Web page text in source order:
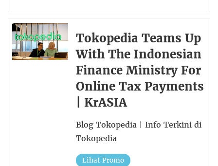
Tokopedia Teams Up
With The Indonesian
Finance Ministry For
Online Tax Payments
| KrASIA
Blog Tokopedia | Info Terkini di
Tokopedia
Lihat Promo